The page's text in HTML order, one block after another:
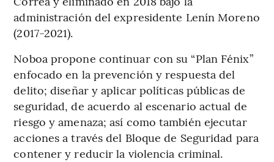
administración del expresidente Lenín Moreno
(2017-2021).
Noboa propone continuar con su “Plan Fénix”
enfocado en la prevención y respuesta del
delito; diseñar y aplicar políticas públicas de
seguridad, de acuerdo al escenario actual de
riesgo y amenaza; así como también ejecutar
acciones a través del Bloque de Seguridad para
contener y reducir la violencia criminal.